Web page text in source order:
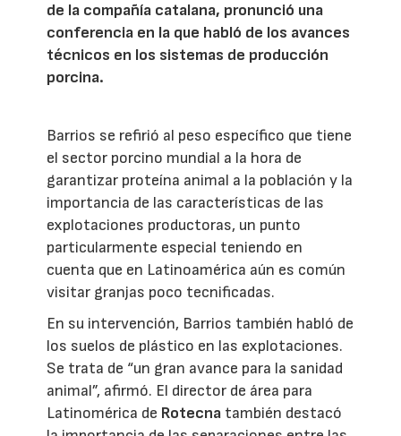
de la compañía catalana, pronunció una
conferencia en la que habló de los avances
técnicos en los sistemas de producción
porcina.
Barrios se refirió al peso específico que tiene
el sector porcino mundial a la hora de
garantizar proteína animal a la población y la
importancia de las características de las
explotaciones productoras, un punto
particularmente especial teniendo en
cuenta que en Latinoamérica aún es común
visitar granjas poco tecnificadas.
En su intervención, Barrios también habló de
los suelos de plástico en las explotaciones.
Se trata de “un gran avance para la sanidad
animal”, afirmó. El director de área para
Latinomérica de Rotecna también destacó